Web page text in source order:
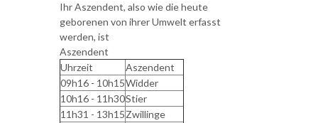
Ihr Aszendent, also wie die heute
geborenen von ihrer Umwelt erfasst
werden, ist
Aszendent
Uhrzeit
Aszendent
09h16 - 10h15Widder
10h16 - 11h30Stier
11h31 - 13h15Zwillinge